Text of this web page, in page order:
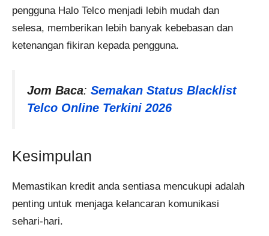
pengguna Halo Telco menjadi lebih mudah dan
selesa, memberikan lebih banyak kebebasan dan
ketenangan fikiran kepada pengguna.
Jom Baca: Semakan Status Blacklist
Telco Online Terkini 2026
Kesimpulan
Memastikan kredit anda sentiasa mencukupi adalah
penting untuk menjaga kelancaran komunikasi
sehari-hari.